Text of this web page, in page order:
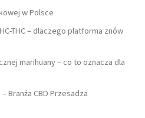
w Polsce
THC – dlaczego platforma znów
marihuany – co to oznacza dla
Branża CBD Przesadza